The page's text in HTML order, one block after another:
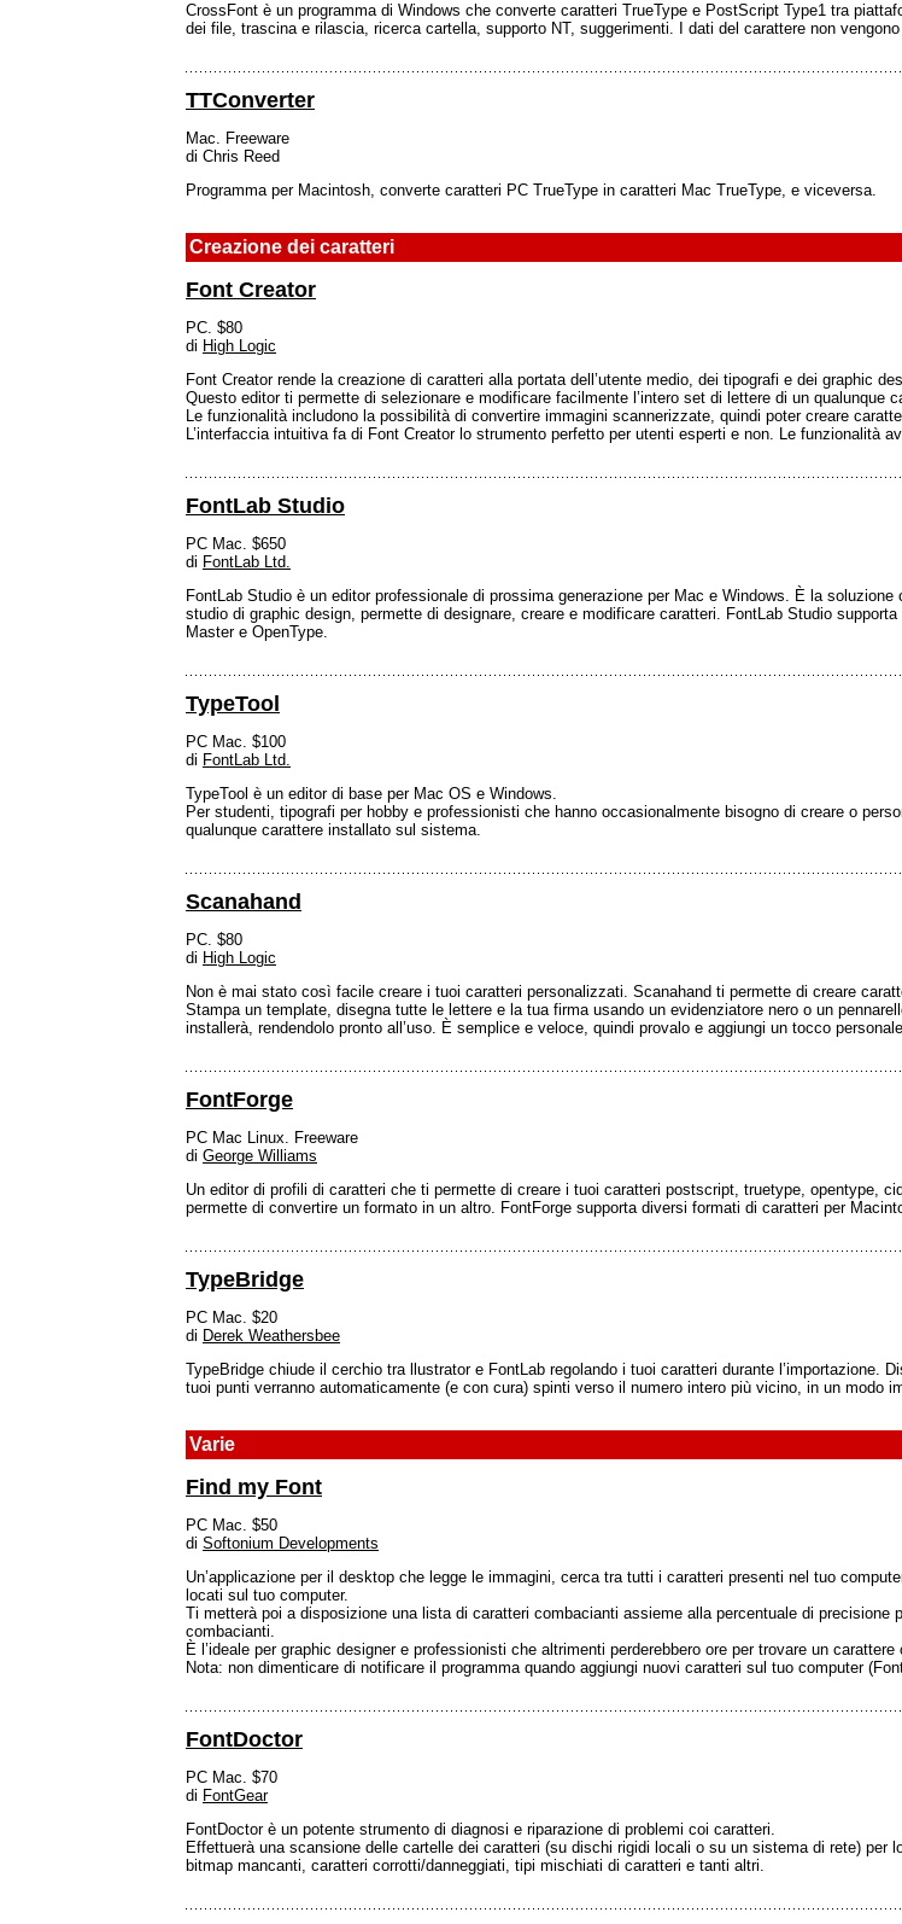
CrossFont è un programma di Windows che converte caratteri TrueType e PostScript Type1 tra
dei file, trascina e rilascia, ricerca cartella, supporto NT, suggerimenti. I dati del carattere non
TTConverter
Mac. Freeware
di Chris Reed
Programma per Macintosh, converte caratteri PC TrueType in caratteri Mac TrueType, e viceversa.
Creazione dei caratteri
Font Creator
PC. $80
di High Logic
Font Creator rende la creazione di caratteri alla portata dell’utente medio, dei tipografi e dei graphic
Questo editor ti permette di selezionare e modificare facilmente l’intero set di lettere di un qualunque
Le funzionalità includono la possibilità di convertire immagini scannerizzate, quindi poter creare
L’interfaccia intuitiva fa di Font Creator lo strumento perfetto per utenti esperti e non. Le
FontLab Studio
PC Mac. $650
di FontLab Ltd.
FontLab Studio è un editor professionale di prossima generazione per Mac e Windows. È la
studio di graphic design, permette di designare, creare e modificare caratteri. FontLab Studio
Master e OpenType.
TypeTool
PC Mac. $100
di FontLab Ltd.
TypeTool è un editor di base per Mac OS e Windows.
Per studenti, tipografi per hobby e professionisti che hanno occasionalmente bisogno di creare o
qualunque carattere installato sul sistema.
Scanahand
PC. $80
di High Logic
Non è mai stato così facile creare i tuoi caratteri personalizzati. Scanahand ti permette di creare
Stampa un template, disegna tutte le lettere e la tua firma usando un evidenziatore nero o un
installerà, rendendolo pronto all’uso. È semplice e veloce, quindi provalo e aggiungi un tocco
FontForge
PC Mac Linux. Freeware
di George Williams
Un editor di profili di caratteri che ti permette di creare i tuoi caratteri postscript, truetype, opentype,
permette di convertire un formato in un altro. FontForge supporta diversi formati di caratteri per
TypeBridge
PC Mac. $20
di Derek Weathersbee
TypeBridge chiude il cerchio tra llustrator e FontLab regolando i tuoi caratteri durante
tuoi punti verranno automaticamente (e con cura) spinti verso il numero intero più vicino, in un modo
Varie
Find my Font
PC Mac. $50
di Softonium Developments
Un’applicazione per il desktop che legge le immagini, cerca tra tutti i caratteri presenti nel tuo
locati sul tuo computer.
Ti metterà poi a disposizione una lista di caratteri combacianti assieme alla percentuale di
combacianti.
È l’ideale per graphic designer e professionisti che altrimenti perderebbero ore per trovare un carattere
Nota: non dimenticare di notificare il programma quando aggiungi nuovi caratteri sul tuo computer
FontDoctor
PC Mac. $70
di FontGear
FontDoctor è un potente strumento di diagnosi e riparazione di problemi coi caratteri.
Effettuerà una scansione delle cartelle dei caratteri (su dischi rigidi locali o su un sistema di rete)
bitmap mancanti, caratteri corrotti/danneggiati, tipi mischiati di caratteri e tanti altri.